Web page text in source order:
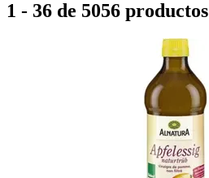
1 - 36 de 5056 productos